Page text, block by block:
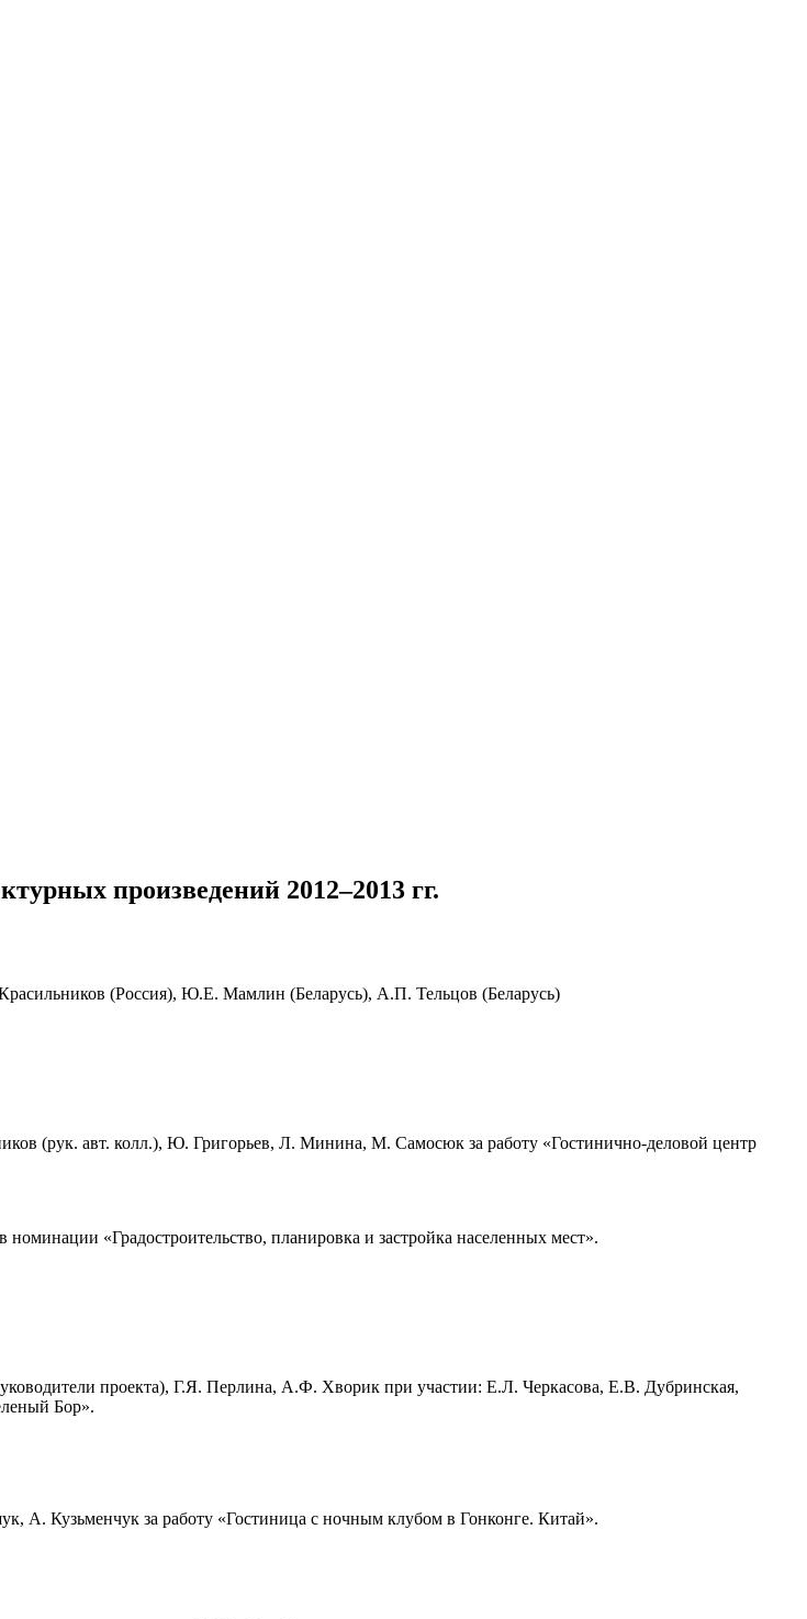
произведений 2012–2013 гг.
(Россия), Ю.Е. Мамлин (Беларусь), А.П. Тельцов (Беларусь)
(рук. авт. колл.), Ю. Григорьев, Л. Минина, М. Самосюк за работу «Гостинично-деловой центр
«Градостроительство, планировка и застройка населенных мест».
проекта), Г.Я. Перлина, А.Ф. Хворик при участии: Е.Л. Черкасова, Е.В. Дубринская,
Бор».
А. Кузьменчук за работу «Гостиница с ночным клубом в Гонконге. Китай».